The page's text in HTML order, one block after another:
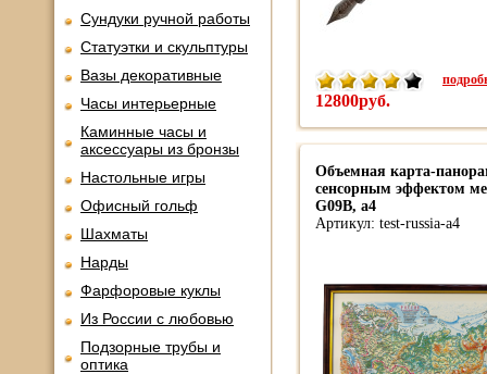
Сундуки ручной работы
Статуэтки и скульптуры
Вазы декоративные
Часы интерьерные
Каминные часы и
аксессуары из бронзы
Настольные игры
Офисный гольф
Шахматы
Нарды
Фарфоровые куклы
Из России с любовью
Подзорные трубы и
оптика
12800руб.
Объемная карта-
сенсорным эффектом
G09B, a4
Артикул: test-russia-a4